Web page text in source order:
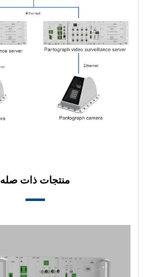
منتجات ذات صله